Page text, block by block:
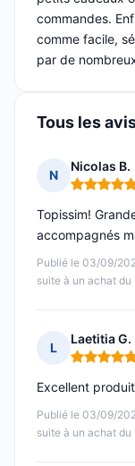
commandes.
comme facile,
par de
Tous les
N
Nicolas B.
Note : 5
Publié le 03/09/
suite à un achat
Topissim!
accompagnés
L
Laetitia G.
Note : 5
Publié le 03/09/
suite à un achat
Excellent